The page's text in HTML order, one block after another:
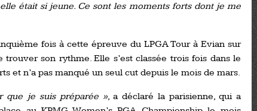
était si jeune. Ce sont les moments forts dont je me
fois à cette épreuve du LPGA Tour à Evian sur
son rythme. Elle s’est classée trois fois dans le
et n’a pas manqué un seul cut depuis le mois de mars.
que je suis préparée », a déclaré la parisienne, qui a